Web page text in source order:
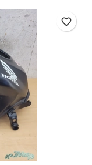
favorite_border